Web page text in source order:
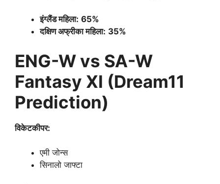
इंग्लैंड महिला: 65%
दक्षिण अफ्रीका महिला: 35%
ENG-W vs SA-W
Fantasy XI (Dream11
Prediction)
विकेटकीपर:
एमी जोन्स
सिनालो जाफ्टा